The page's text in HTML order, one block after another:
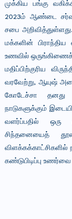
முக்கிய பங்கு
2023ம் ஆண்டை
சபை
மக்களின் பிராந்திய
உணவில்
மதிப்பிற்குரிய
வரவேற்று, ஆயுஷ்
கோடேச்சா தனது
நாடுகளுக்கும்
வளர்ப்பதில் ஒரு
சிந்தனையைத்
விளக்கக்காட்சிகளில்
கண்டுபிடிப்பு உணர்வை